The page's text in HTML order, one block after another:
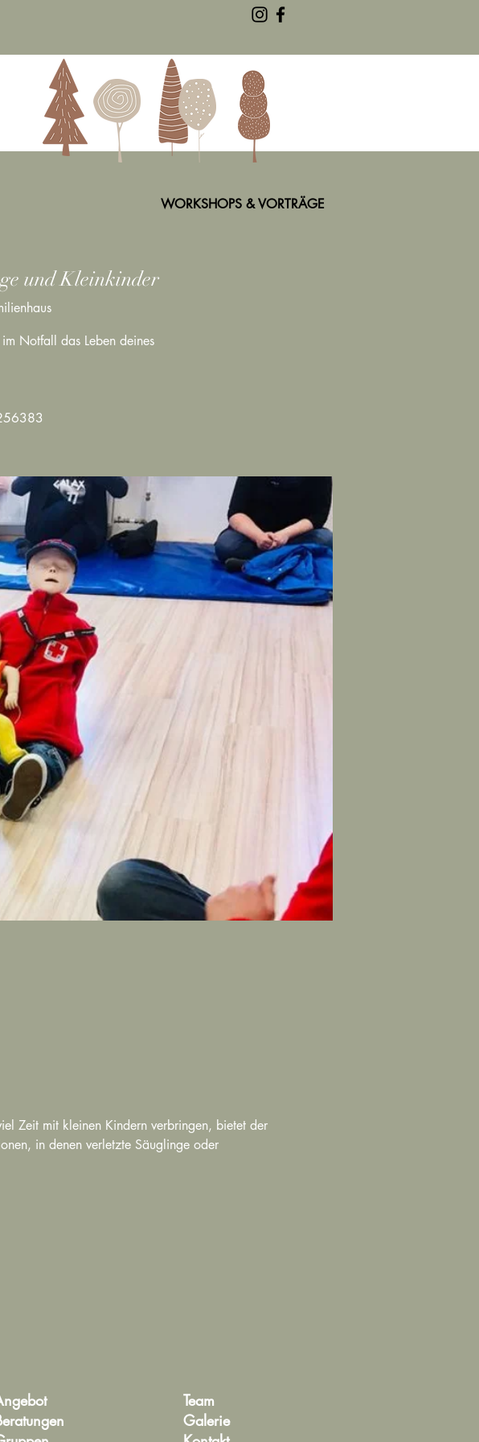
und Kleinkinder
Notfall das Leben deines
Zeit mit kleinen Kindern verbringen, bietet der
in denen verletzte Säuglinge oder
WORKSHOPS & VORTRÄGE
Team
Galerie